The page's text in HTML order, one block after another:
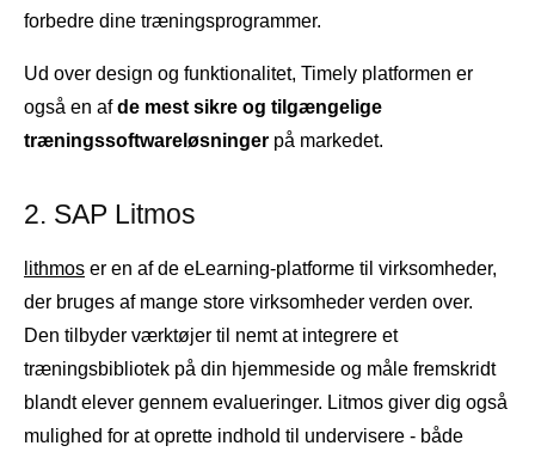
forbedre dine træningsprogrammer.
Ud over design og funktionalitet, Timely platformen er
også en afde mest sikre og tilgængelige
træningssoftwareløsninger på markedet.
2. SAP Litmos
lithmos er en af ​​de eLearning-platforme til virksomheder,
der bruges af mange store virksomheder verden over.
Den tilbyder værktøjer til nemt at integrere et
træningsbibliotek på din hjemmeside og måle fremskridt
blandt elever gennem evalueringer. Litmos giver dig også
mulighed for at oprette indhold til undervisere - både